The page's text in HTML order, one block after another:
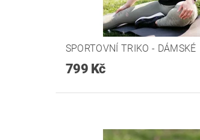
SPORTOVNÍ TRIKO - DÁMSKÉ
799 Kč